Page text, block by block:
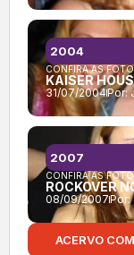
CONFIRA AS
KAISER
31/07/2004Por:
2004
CONFIRA AS
ROCKOVER
08/09/2007Por:
2007
ACERVO